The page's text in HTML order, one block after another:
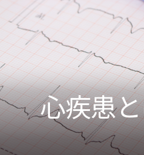
心疾患